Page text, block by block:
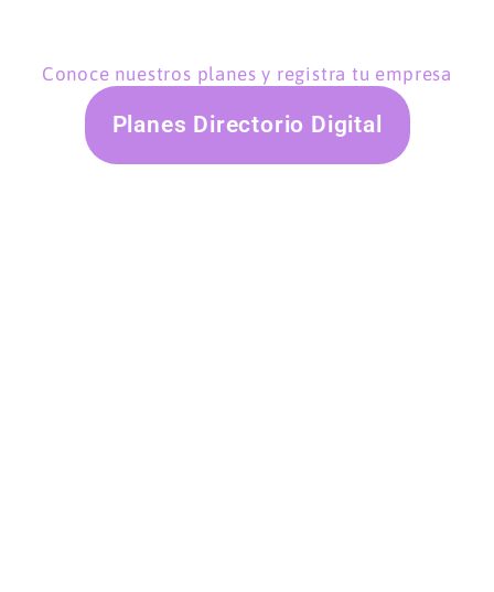
Conoce nuestros planes y registra tu empresa
Planes Directorio Digital